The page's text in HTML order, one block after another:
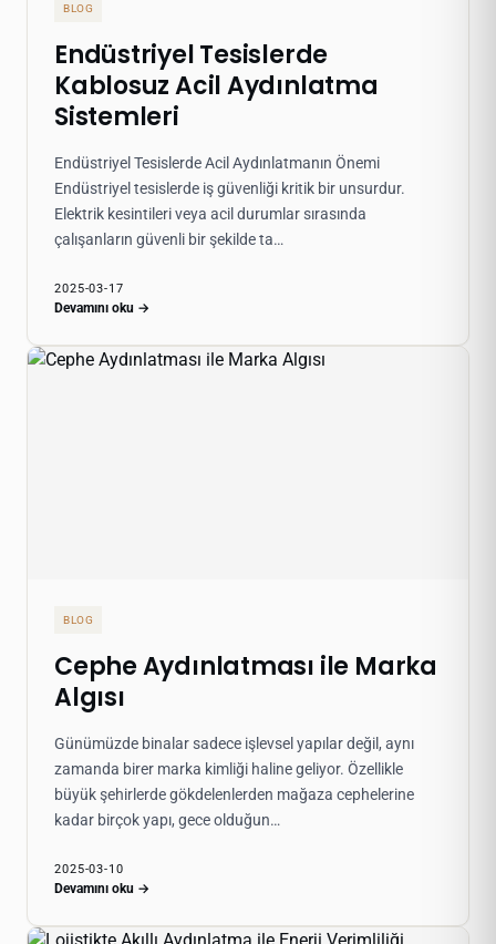
BLOG
Endüstriyel Tesislerde
Kablosuz Acil Aydınlatma
Sistemleri
Endüstriyel Tesislerde Acil Aydınlatmanın Önemi
Endüstriyel tesislerde iş güvenliği kritik bir unsurdur.
Elektrik kesintileri veya acil durumlar sırasında
çalışanların güvenli bir şekilde ta…
2025-03-17
Devamını oku →
BLOG
Cephe Aydınlatması ile Marka
Algısı
Günümüzde binalar sadece işlevsel yapılar değil, aynı
zamanda birer marka kimliği haline geliyor. Özellikle
büyük şehirlerde gökdelenlerden mağaza cephelerine
kadar birçok yapı, gece olduğun…
2025-03-10
Devamını oku →